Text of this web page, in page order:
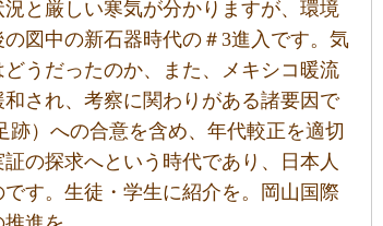
と厳しい寒気が分かりますが、環境
図中の新石器時代の＃3進入です。気
うだったのか、また、メキシコ暖流
され、考察に関わりがある諸要因で
跡）への合意を含め、年代較正を適切
の探求へという時代であり、日本人
す。生徒・学生に紹介を。岡山国際